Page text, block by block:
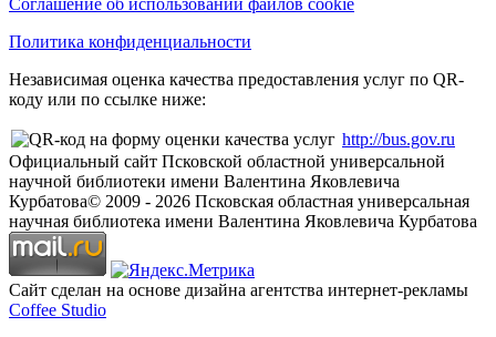
Политика конфиденциальности
Независимая оценка качества предоставления услуг по QR-
коду или по ссылке ниже:
http://bus.gov.ru
Официальный сайт Псковской областной универсальной
научной библиотеки имени Валентина Яковлевича
Курбатова© 2009 - 2026 Псковская областная универсальная
научная библиотека имени Валентина Яковлевича Курбатова
Сайт сделан на основе дизайна агентства интернет-рекламы
Coffee Studio